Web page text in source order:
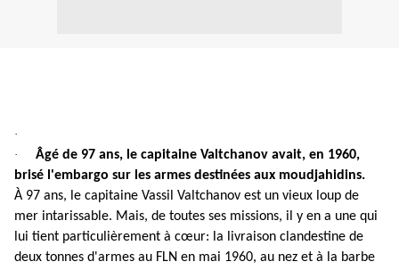
·
·
Âgé de 97 ans, le capitaine Valtchanov avait, en 1960,
brisé l'embargo sur les armes destinées aux moudjahidins.
À 97 ans, le capitaine Vassil Valtchanov est un vieux loup de
mer intarissable. Mais, de toutes ses missions, il y en a une qui
lui tient particulièrement à cœur: la livraison clandestine de
deux tonnes d'armes au FLN en mai 1960, au nez et à la barbe